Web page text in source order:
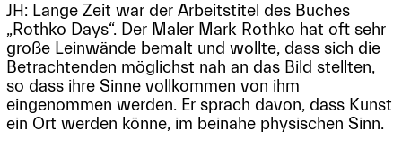
JH: Lange Zeit war der Arbeitstitel des Buches
„Rothko Days“. Der Maler Mark Rothko hat oft sehr
große Leinwände bemalt und wollte, dass sich die
Betrachtenden möglichst nah an das Bild stellten,
so dass ihre Sinne vollkommen von ihm
eingenommen werden. Er sprach davon, dass Kunst
ein Ort werden könne, im beinahe physischen Sinn.